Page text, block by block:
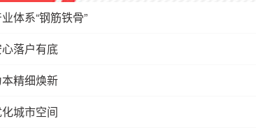
体系“钢筋铁骨”
落户有底
精细焕新
城市空间